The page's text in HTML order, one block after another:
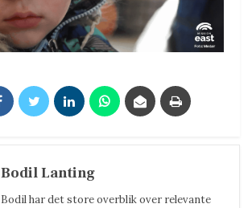
Bodil Lanting
Bodil har det store overblik over relevante